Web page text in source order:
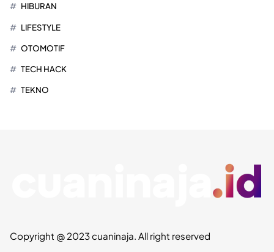
HIBURAN
LIFESTYLE
OTOMOTIF
TECH HACK
TEKNO
Copyright @ 2023 cuaninaja. All right reserved